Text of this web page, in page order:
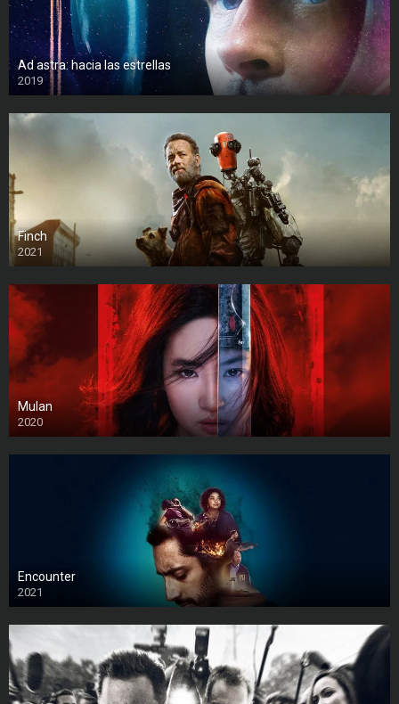
Ad astra: hacia las estrellas
2019
Finch
2021
Mulan
2020
Encounter
2021